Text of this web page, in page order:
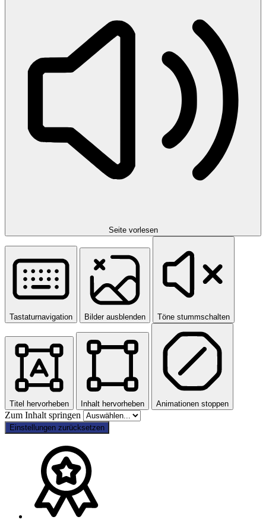
Seite vorlesen
Tastaturnavigation Bilder ausblenden Töne stummschalten
Titel hervorheben Inhalt hervorheben Animationen stoppen
Zum Inhalt springen
Einstellungen zurücksetzen